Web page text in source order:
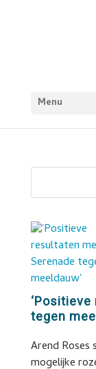
Menu
tegen
Arend
mogelijke